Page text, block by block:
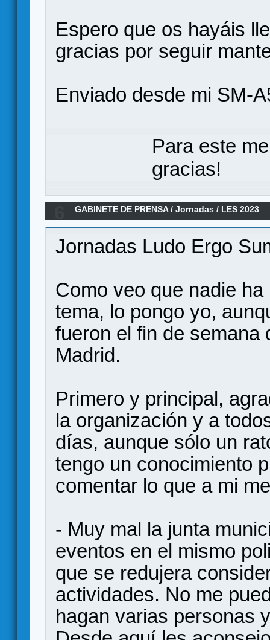
Espero que os hayáis
gracias por seguir
Enviado desde mi SM-
Para este
gracias!
GABINETE DE PRENSA/Jornadas / LES 2023
Jornadas Ludo Ergo
Como veo que nadie
tema, lo pongo yo,
fueron el fin de semana
Madrid.
Primero y principal,
la organización y a
días, aunque sólo un
tengo un conocimiento
comentar lo que a mi
- Muy mal la junta
eventos en el mismo
que se redujera
actividades. No me
hagan varias personas